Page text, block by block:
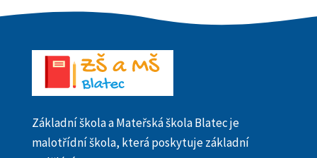
Základní škola a Mateřská škola Blatec je
malotřídní škola, která poskytuje základní